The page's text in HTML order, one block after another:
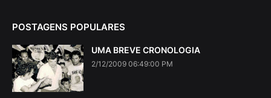
POSTAGENS POPULARES
UMA BREVE CRONOLOGIA
2/12/2009 06:49:00 PM